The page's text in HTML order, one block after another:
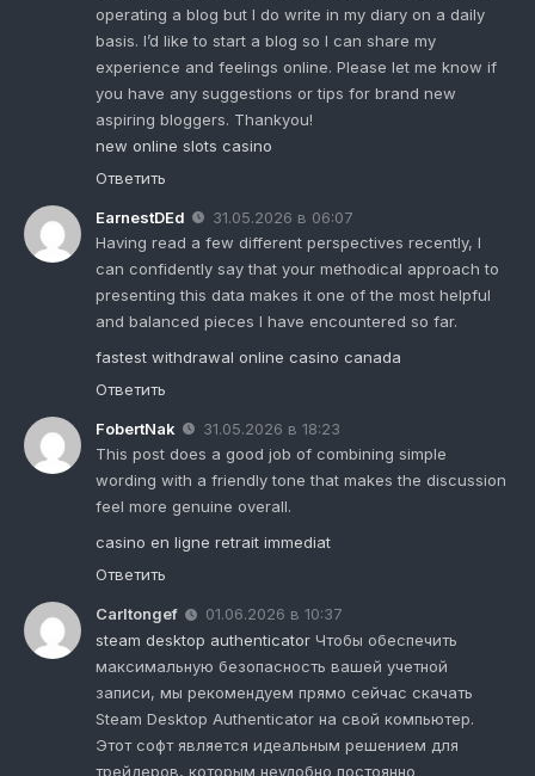
operating a blog but I do write in my diary on a daily
basis. I’d like to start a blog so I can share my
experience and feelings online. Please let me know if
you have any suggestions or tips for brand new
aspiring bloggers. Thankyou!
new online slots casino
Ответить
EarnestDEd
31.05.2026 в 06:07
Having read a few different perspectives recently, I
can confidently say that your methodical approach to
presenting this data makes it one of the most helpful
and balanced pieces I have encountered so far.
fastest withdrawal online casino canada
Ответить
FobertNak
31.05.2026 в 18:23
This post does a good job of combining simple
wording with a friendly tone that makes the discussion
feel more genuine overall.
casino en ligne retrait immediat
Ответить
Carltongef
01.06.2026 в 10:37
steam desktop authenticator Чтобы обеспечить
максимальную безопасность вашей учетной
записи, мы рекомендуем прямо сейчас скачать
Steam Desktop Authenticator на свой компьютер.
Этот софт является идеальным решением для
трейдеров, которым неудобно постоянно